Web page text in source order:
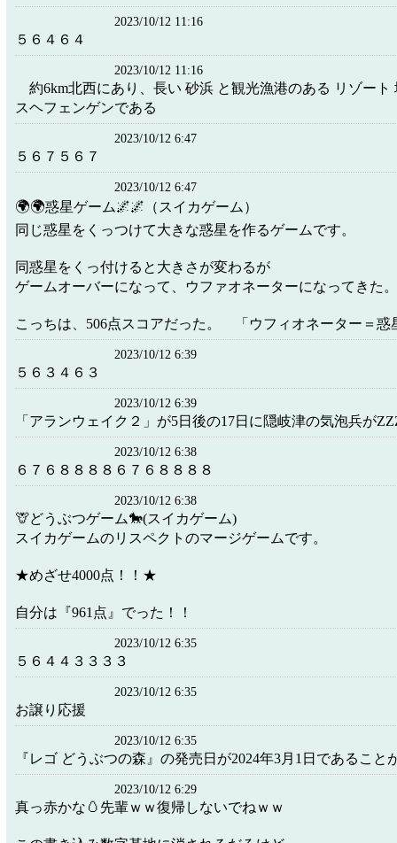
2023/10/12 11:16
５６４６４
2023/10/12 11:16
約6km北西にあり、長い 砂浜 と観光漁港のある リゾート
スヘフェンゲンである
2023/10/12 6:47
５６７５６７
2023/10/12 6:47
🌍🌍惑星ゲーム🌌🌌（スイカゲーム）
同じ惑星をくっつけて大きな惑星を作るゲームです。
同惑星をくっ付けると大きさが変わるが
ゲームオーバーになって、ウファオネーターになってきた。
こっちは、506点スコアだった。 「ウフィオネーター＝惑
2023/10/12 6:39
５６３４６３
2023/10/12 6:39
「アランウェイク２」が5日後の17日に隠岐津の気泡兵が
2023/10/12 6:38
６７６８８８８６７６８８８８
2023/10/12 6:38
🦒どうぶつゲーム🐎(スイカゲーム)
スイカゲームのリスペクトのマージゲームです。
★めざせ4000点！！★
自分は『961点』でった！！
2023/10/12 6:35
５６４４３３３３
2023/10/12 6:35
お譲り応援
2023/10/12 6:35
『レゴ どうぶつの森』の発売日が2024年3月1日であること
2023/10/12 6:29
真っ赤かな🥚先輩ｗｗ復帰しないでねｗｗ